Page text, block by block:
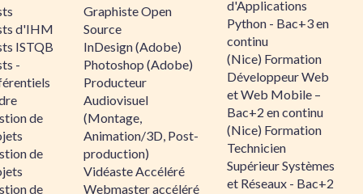
d'IHM
ISTQB
-
de
de
de
Graphiste Open
Source
InDesign (Adobe)
Photoshop (Adobe)
Producteur
Audiovisuel
(Montage,
Animation/3D, Post-
production)
Vidéaste Accéléré
Webmaster accéléré
d'Applications
Python - Bac+3 en
continu
(Nice) Formation
Développeur Web
et Web Mobile –
Bac+2 en continu
(Nice) Formation
Technicien
Supérieur Systèmes
et Réseaux - Bac+2